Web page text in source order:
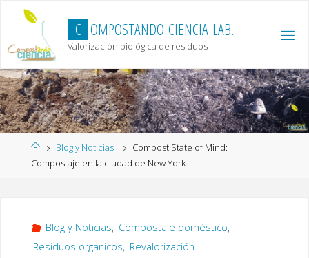
content
C OMPOSTANDO CIENCIA LAB.
Valorización biológica de residuos
HomeBlog y Noticias
Compost State of Mind:
Compostaje en la ciudad de New York
Blog y Noticias, Compostaje doméstico,
Residuos orgánicos, Revalorización